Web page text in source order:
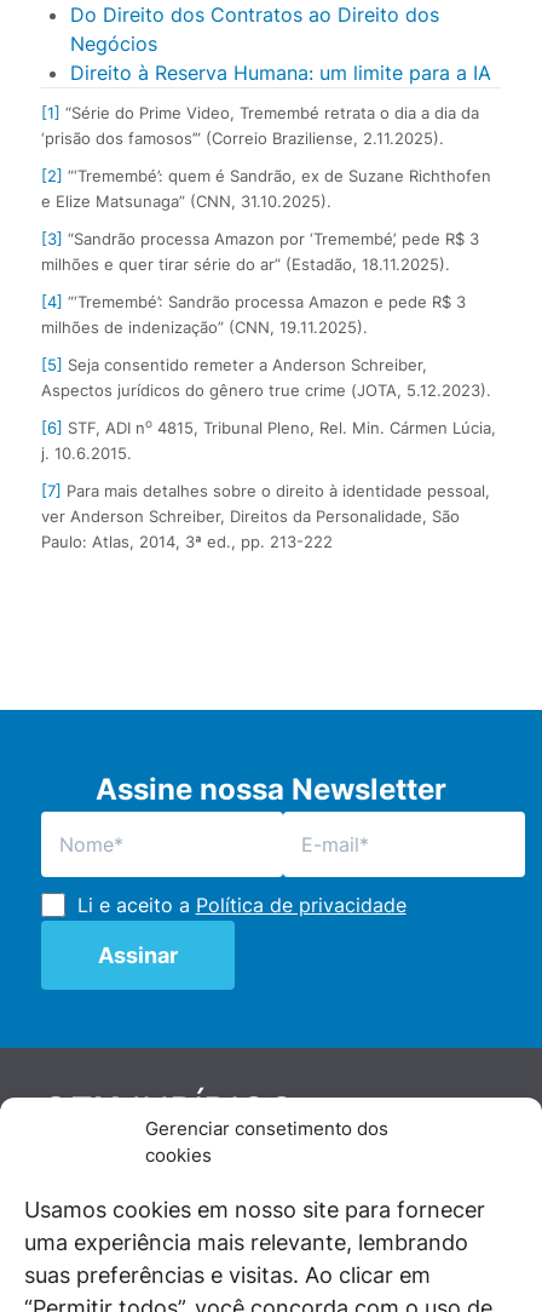
Gerenciar consetimento dos
cookies
Usamos cookies em nosso site para fornecer
uma experiência mais relevante, lembrando
suas preferências e visitas. Ao clicar em
Do Direito dos Contratos ao Direito dos
Negócios
Direito à Reserva Humana: um limite para a IA
[1] “Série do Prime Video, Tremembé retrata o dia a dia da
‘prisão dos famosos’” (Correio Braziliense, 2.11.2025).
[2] “‘Tremembé’: quem é Sandrão, ex de Suzane Richthofen
e Elize Matsunaga” (CNN, 31.10.2025).
[3] “Sandrão processa Amazon por ‘Tremembé’, pede R$ 3
milhões e quer tirar série do ar” (Estadão, 18.11.2025).
[4] “‘Tremembé’: Sandrão processa Amazon e pede R$ 3
milhões de indenização” (CNN, 19.11.2025).
[5] Seja consentido remeter a Anderson Schreiber,
Aspectos jurídicos do gênero true crime (JOTA, 5.12.2023).
[6] STF, ADI no4815, Tribunal Pleno, Rel. Min. Cármen Lúcia,
j. 10.6.2015.
[7] Para mais detalhes sobre o direito à identidade pessoal,
ver Anderson Schreiber, Direitos da Personalidade, São
Paulo: Atlas, 2014, 3ª ed., pp. 213-222
Assine nossa Newsletter
Li e aceito a Política de privacidade
GENJURÍDICO
De maneira independente, os autores e
juristas e doutrinadores nacionais, se posicionam
diante de questões relevantes do cotidiano e
universo jurídico.